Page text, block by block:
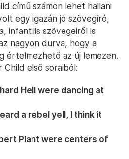
című számon lehet hallani
egy igazán jó szövegíró,
infantilis szövegeiről is
nagyon durva, hogy a
értelmezhető az új lemezen.
első soraiból:
Hell were dancing at
a rebel yell, I think it
Plant were centers of